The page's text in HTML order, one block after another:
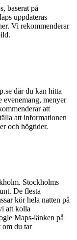
baserat på
uppdateras
Vi rekommenderar
där du kan hitta
menyer
att
att informationen
och högtider.
Stockholms
De flesta
kör hela natten på
att kolla
Maps-länken på
om du tar